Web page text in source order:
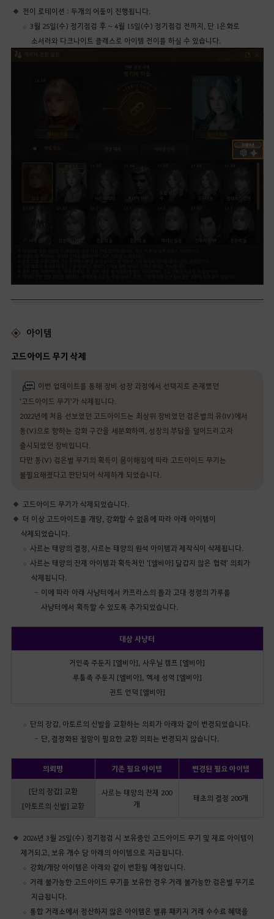
전이 로테이션 : 두개의 어둠이 진행됩니다.
3월 25일(수) 정기점검 후 ~ 4월 15일(수) 정기점검 전까지, 단 1은화로
소서러와 다크나이트 클래스로 아이템 전이를 하실 수 있습니다.
아이템
고드아이드 무기 삭제
이번 업데이트를 통해 장비 성장 과정에서 선택지로 존재했던
'고드아이드 무기'가 삭제됩니다.
2022년에 처음 선보였던 고드아이드는 최상위 장비였던 검은별의 유(IV)에서
동(V)으로 향하는 강화 구간을 세분화하여, 성장의 부담을 덜어드리고자
출시되었던 장비입니다.
다만 동(V) 검은별 무기의 획득이 용이해짐에 따라 고드아이드 무기는
불필요해졌다고 판단되어 삭제하게 되었습니다.
고드아이드 무기가 삭제되었습니다.
더 이상 고드아이드를 개량, 강화할 수 없음에 따라 아래 아이템이
삭제되었습니다.
사르는 태양의 결정, 사르는 태양의 원석 아이템과 제작식이 삭제됩니다.
사르는 태양의 잔재 아이템과 획득처인 '[엘비아] 달갑지 않은 협력' 의뢰가
삭제됩니다.
이에 따라 아래 사냥터에서 카프라스의 돌과 고대 정령의 가루를
사냥터에서 획득할 수 있도록 추가되었습니다.
대상 사냥터
거인족 주둔지 [엘비아], 사우닐 캠프 [엘비아]
루툼족 주둔지 [엘비아], 헥세 성역 [엘비아]
귄트 언덕 [엘비아]
단의 장갑, 아토르의 신발을 교환하는 의뢰가 아래와 같이 변경되었습니다.
단, 결정화된 절망이 필요한 교환 의뢰는 변경되지 않습니다.
의뢰명 기존 필요 아이템 변경된 필요 아이템
[단의 장갑] 교환
[아토르의 신발] 교환
사르는 태양의 잔재 200
개
태초의 결정 200개
2026년 3월 25일(수) 정기점검 시 보유중인 고드아이드 무기 및 재료 아이템이
제거되고, 보유 개수 당 아래의 아이템으로 지급됩니다.
강화/개량 아이템은 아래와 같이 변환될 예정입니다.
거래 불가능한 고드아이드 무기를 보유한 경우 거래 불가능한 검은별 무기로
지급됩니다.
통합 거래소에서 정산하지 않은 아이템은 밸류 패키지 거래 수수료 혜택을